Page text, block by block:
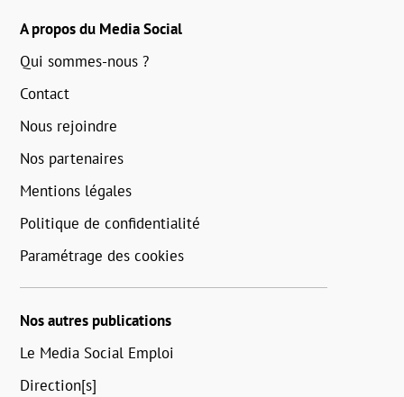
A propos du Media Social
Qui sommes-nous ?
Contact
Nous rejoindre
Nos partenaires
Mentions légales
Politique de confidentialité
Paramétrage des cookies
Nos autres publications
Le Media Social Emploi
Direction[s]